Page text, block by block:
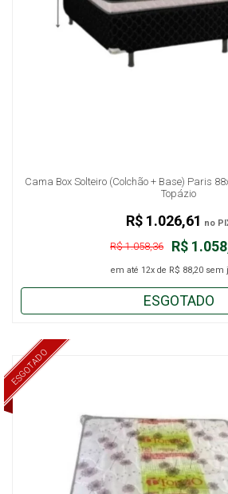
Cama Box Solteiro (Colchão + Base) Paris
Topázio
R$
R$ 1.058,36
em até 12x de R$ 88,20 sem
R$ 1.026,61 no
ESGOTADO
ESGOTADO